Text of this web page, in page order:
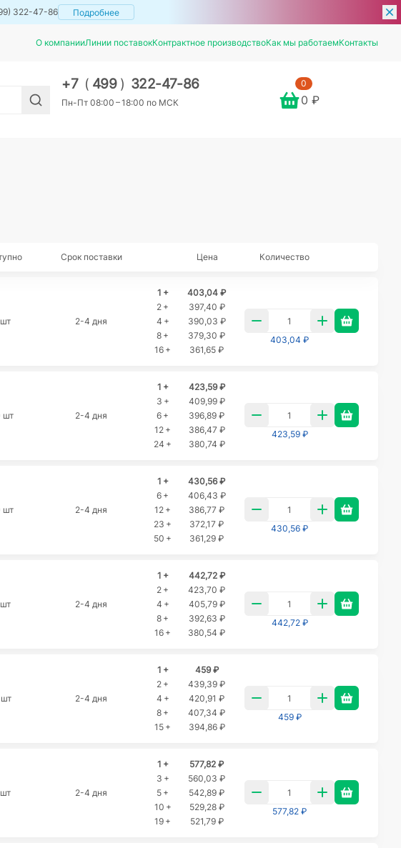
322-47-86 Подробнее
О компанииЛинии поставокКонтрактное производствоКак мы работаемКонтакты
+7 ( 499 ) 322-47-86
Пн-Пт 08:00 – 18:00 по МСК
0
0 ₽
Срок поставки Цена Количество
2-4 дня
1 +
403,04 ₽
2 +
397,40 ₽
4 +
390,03 ₽
8 +
379,30 ₽
16 +
361,65 ₽
403,04 ₽
шт 2-4 дня
1 +
423,59 ₽
3 +
409,99 ₽
6 +
396,89 ₽
12 +
386,47 ₽
24 +
380,74 ₽
423,59 ₽
шт 2-4 дня
1 +
430,56 ₽
6 +
406,43 ₽
12 +
386,77 ₽
23 +
372,17 ₽
50 +
361,29 ₽
430,56 ₽
2-4 дня
1 +
442,72 ₽
2 +
423,70 ₽
4 +
405,79 ₽
8 +
392,63 ₽
16 +
380,54 ₽
442,72 ₽
2-4 дня
1 +
459 ₽
2 +
439,39 ₽
4 +
420,91 ₽
8 +
407,34 ₽
15 +
394,86 ₽
459 ₽
2-4 дня
1 +
577,82 ₽
3 +
560,03 ₽
5 +
542,89 ₽
10 +
529,28 ₽
19 +
521,79 ₽
577,82 ₽